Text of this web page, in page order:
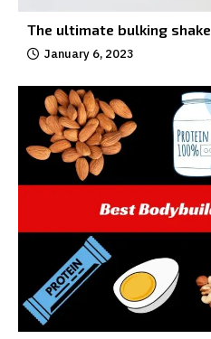
The ultimate bulking shake
January 6, 2023